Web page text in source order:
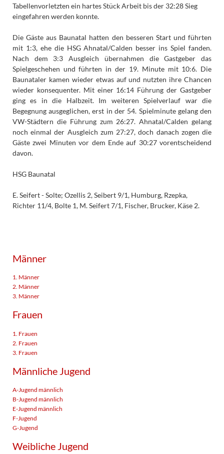
Tabellenvorletzten ein hartes Stück Arbeit bis der 32:28 Sieg
eingefahren werden konnte.
Die Gäste aus Baunatal hatten den besseren Start und führten
mit 1:3, ehe die HSG Ahnatal/Calden besser ins Spiel fanden.
Nach dem 3:3 Ausgleich übernahmen die Gastgeber das
Spielgeschehen und führten in der 19. Minute mit 10:6. Die
Baunataler kamen wieder etwas auf und nutzten ihre Chancen
wieder konsequenter. Mit einer 16:14 Führung der Gastgeber
ging es in die Halbzeit. Im weiteren Spielverlauf war die
Begegnung ausgeglichen, erst in der 54. Spielminute gelang den
VW-Städtern die Führung zum 26:27. Ahnatal/Calden gelang
noch einmal der Ausgleich zum 27:27, doch danach zogen die
Gäste zwei Minuten vor dem Ende auf 30:27 vorentscheidend
davon.
HSG Baunatal
E. Seifert - Solte; Ozellis 2, Seibert 9/1, Humburg, Rzepka,
Richter 11/4, Bolte 1, M. Seifert 7/1, Fischer, Brucker, Käse 2.
Männer
1. Männer
2. Männer
3. Männer
Frauen
1. Frauen
2. Frauen
3. Frauen
Männliche Jugend
A-Jugend männlich
B-Jugend männlich
E-Jugend männlich
F-Jugend
G-Jugend
Weibliche Jugend